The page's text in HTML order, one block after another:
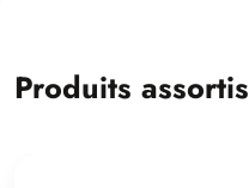
Produits assortis